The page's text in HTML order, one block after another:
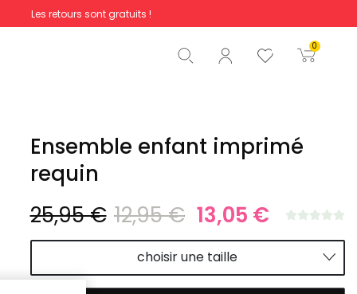
Les retours sont gratuits !
0
Total 0,00 €
Commencer la commande
Ensemble enfant imprimé
requin
25,95 € 12,95 € 13,05 €
choisir une taille